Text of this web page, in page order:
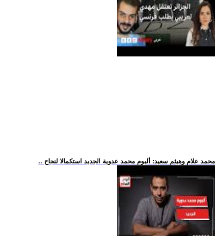
.. محمد علام وهيثم سعيد: ألبوم محمد عدوية الجديد استكمالا لنجاح